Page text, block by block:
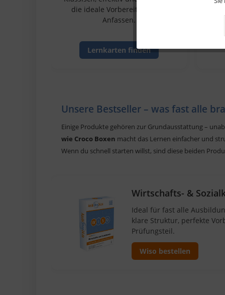
die ideale Vorbereitung zum
Anfassen.
Lernkarten finden
Unsere Bestseller – was fast alle
Einige Produkte gehören zur Grundausstattung –
wie Croco Boxen macht das Lernen einfacher und
Wenn du schnell starten willst, sind diese beiden
Wirtschafts- &
Ideal für fast alle
klare Struktur, perfekte
Prüfungsteil.
Wiso bestellen